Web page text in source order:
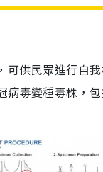
可供民眾進行自
病毒變種毒株，